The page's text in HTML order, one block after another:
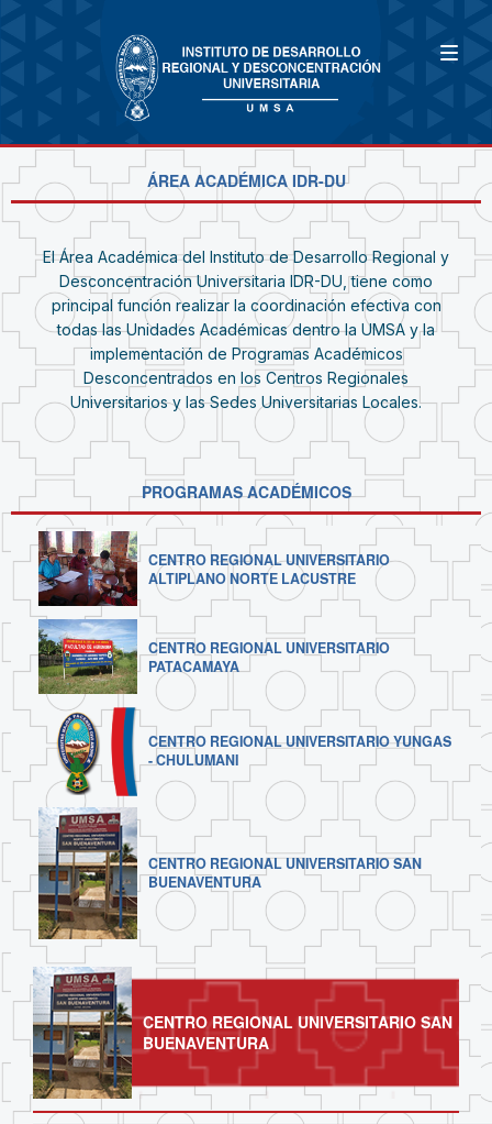
ÁREA ACADÉMICA IDR-DU
El Área Académica del Instituto de Desarrollo Regional y
Desconcentración Universitaria IDR-DU, tiene como
principal función realizar la coordinación efectiva con
todas las Unidades Académicas dentro la UMSA y la
implementación de Programas Académicos
Desconcentrados en los Centros Regionales
Universitarios y las Sedes Universitarias Locales.
PROGRAMAS ACADÉMICOS
CENTRO REGIONAL UNIVERSITARIO
ALTIPLANO NORTE LACUSTRE
CENTRO REGIONAL UNIVERSITARIO
PATACAMAYA
CENTRO REGIONAL UNIVERSITARIO YUNGAS
- CHULUMANI
CENTRO REGIONAL UNIVERSITARIO SAN
BUENAVENTURA
CENTRO REGIONAL UNIVERSITARIO SAN
BUENAVENTURA